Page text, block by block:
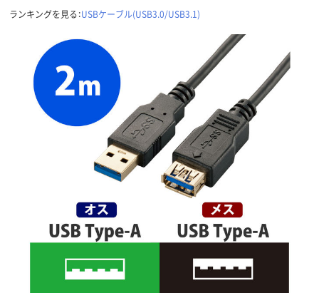
ランキングを見る：USBケーブル(USB3.0/USB3.1)